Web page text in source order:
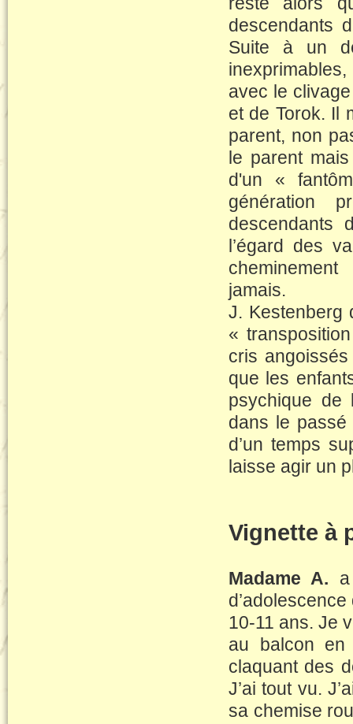
descendants
Suite à un
avec le
et de Torok. Il
parent, non
le parent
d'un «
génération
descendants
l’égard des
jamais.
J. Kestenberg
«
cris
que les
psychique de
dans le
d’un temps
laisse agir un
Vignette à
Madame A.
10-11 ans. Je
au balcon en
claquant des
J’ai tout vu.
sa chemise